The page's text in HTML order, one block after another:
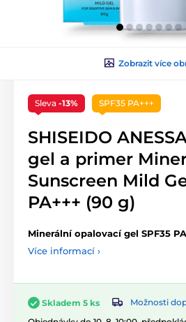
Zobrazit více
Sleva -13% SPF35 PA+++
SHISEIDO
gel a primer
Sunscreen Mild
PA+++ (90 g)
Minerální opalovací gel SPF35
Více informací ›
Skladem 5 ks
Možnosti